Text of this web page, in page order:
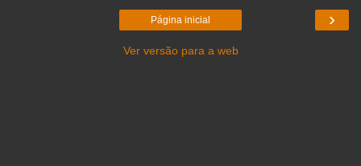
›
Página inicial
Ver versão para a web